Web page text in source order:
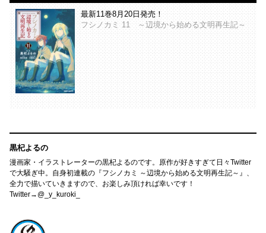
最新11巻8月20日発売！
フシノカミ 11 ～辺境から始める文明再生記～
黒杞よるの
漫画家・イラストレーターの黒杞よるのです。原作が好きすぎて日々Twitter
で大騒ぎ中。自身初連載の『フシノカミ ～辺境から始める文明再生記～』、
全力で描いていきますので、お楽しみ頂ければ幸いです！
Twitter→@_y_kuroki_